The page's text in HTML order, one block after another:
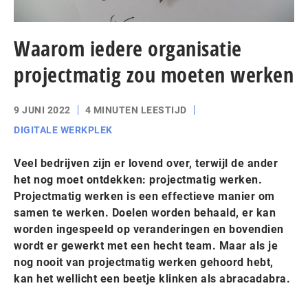
Waarom iedere organisatie
projectmatig zou moeten werken
9 JUNI 2022
4 MINUTEN LEESTIJD
DIGITALE WERKPLEK
Veel bedrijven zijn er lovend over, terwijl de ander
het nog moet ontdekken: projectmatig werken.
Projectmatig werken is een effectieve manier om
samen te werken. Doelen worden behaald, er kan
worden ingespeeld op veranderingen en bovendien
wordt er gewerkt met een hecht team. Maar als je
nog nooit van projectmatig werken gehoord hebt,
kan het wellicht een beetje klinken als abracadabra.